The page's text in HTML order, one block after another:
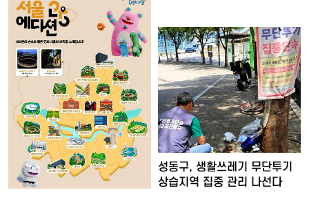
성동구, 생활쓰레기 무단투기
상습지역 집중 관리 나선다